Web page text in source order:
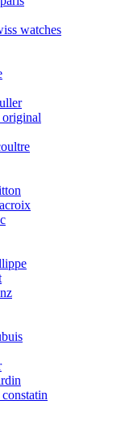
watches